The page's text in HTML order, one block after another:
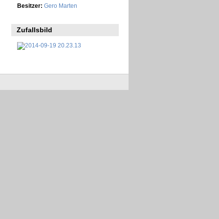
Besitzer: Gero Marten
Zufallsbild